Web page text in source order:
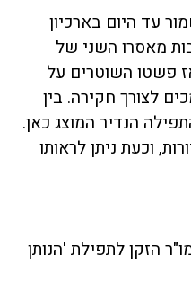
עד היום בארכיון
מאסרו השני של
פשטו השוטרים על
ומסמכים לצורך חקירה. בין
הנדיר המוצג כאן.
וכעת ניתן לראותו
הזקן לתפילת 'הנותן